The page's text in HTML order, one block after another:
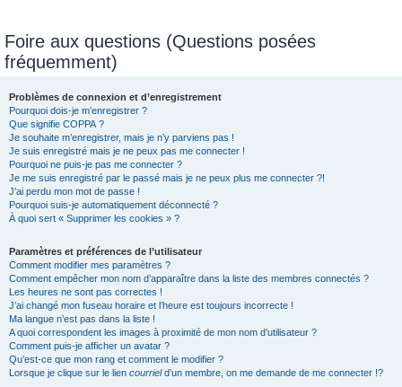
Foire aux questions (Questions posées
fréquemment)
Problèmes de connexion et d’enregistrement
Pourquoi dois-je m’enregistrer ?
Que signifie COPPA ?
Je souhaite m’enregistrer, mais je n’y parviens pas !
Je suis enregistré mais je ne peux pas me connecter !
Pourquoi ne puis-je pas me connecter ?
Je me suis enregistré par le passé mais je ne peux plus me connecter ?!
J’ai perdu mon mot de passe !
Pourquoi suis-je automatiquement déconnecté ?
À quoi sert « Supprimer les cookies » ?
Paramètres et préférences de l’utilisateur
Comment modifier mes paramètres ?
Comment empêcher mon nom d’apparaître dans la liste des membres connectés ?
Les heures ne sont pas correctes !
J’ai changé mon fuseau horaire et l’heure est toujours incorrecte !
Ma langue n’est pas dans la liste !
A quoi correspondent les images à proximité de mon nom d’utilisateur ?
Comment puis-je afficher un avatar ?
Qu’est-ce que mon rang et comment le modifier ?
Lorsque je clique sur le lien courrield’un membre, on me demande de me connecter !?